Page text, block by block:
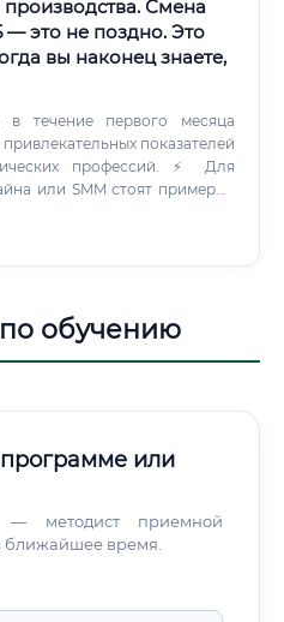
Смена
— это не поздно. Это
вы наконец знаете,
в течение первого месяца
показателей
профессий. ⚡ Для
или SMM стоят примерно
— ниже.
по обучению
или
— методист приемной
ближайшее время.